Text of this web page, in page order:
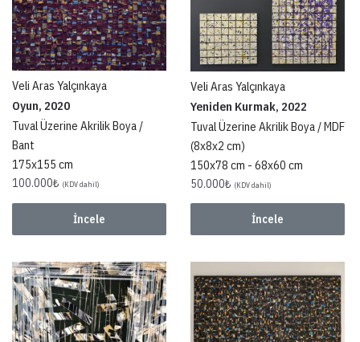
Veli Aras Yalçınkaya
Oyun, 2020
Tuval Üzerine Akrilik Boya /
Bant
175x155 cm
100.000₺ (KDV dahil)
İncele
Veli Aras Yalçınkaya
Yeniden Kurmak, 2022
Tuval Üzerine Akrilik Boya / MDF
(8x8x2 cm)
150x78 cm - 68x60 cm
50.000₺ (KDV dahil)
İncele